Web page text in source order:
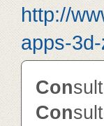
http://
apps-3d-
Con
Con